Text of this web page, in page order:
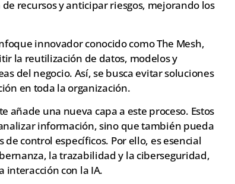
recursos y anticipar riesgos, mejorando los
innovador conocido como The Mesh,
la reutilización de datos, modelos y
del negocio. Así, se busca evitar soluciones
en toda la organización.
añade una nueva capa a este proceso. Estos
información, sino que también pueda
control específicos. Por ello, es esencial
la trazabilidad y la ciberseguridad,
interacción con la IA.